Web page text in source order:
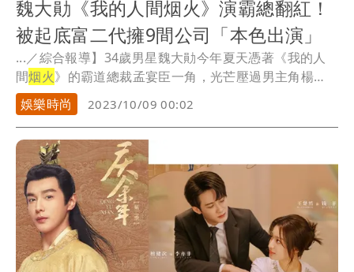
魏大勛《我的人間烟火》演霸總翻紅！
被起底富二代擁9間公司「本色出演」
...／綜合報導】34歲男星魏大勛今年夏天憑著《我的人
間烟火》的霸道總裁孟宴臣一角，光芒壓過男主角楊
洋，洗...
娛樂時尚 2023/10/09 00:02